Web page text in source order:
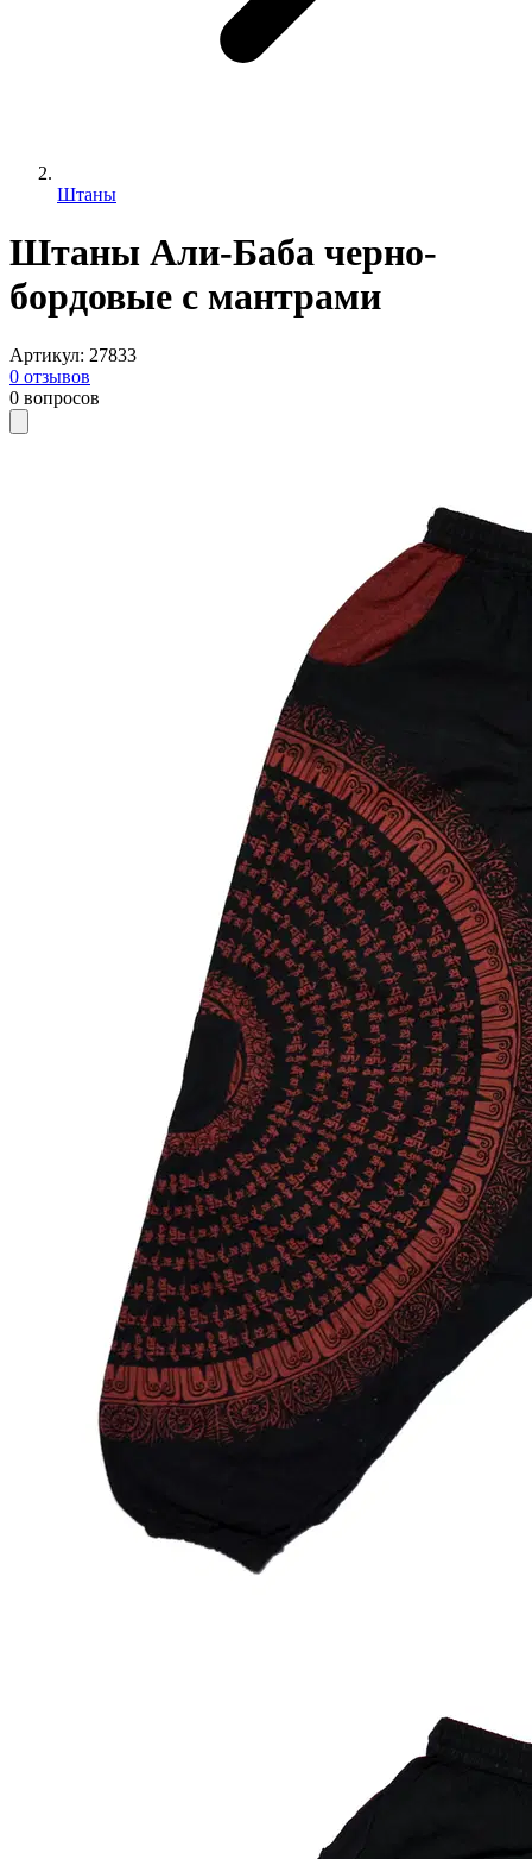
Штаны
Штаны Али-Баба черно-
бордовые с мантрами
Артикул: 27833
0 отзывов
0 вопросов